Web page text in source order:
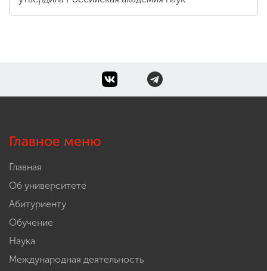
Главное меню
Главная
Об университете
Абитуриенту
Обучение
Наука
Международная деятельность